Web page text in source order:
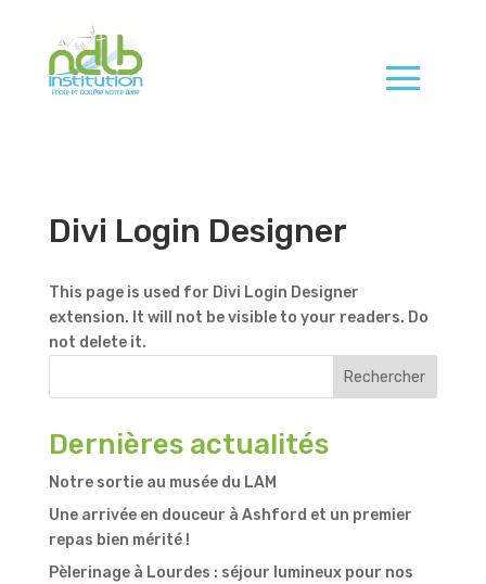
Divi Login Designer
This page is used for Divi Login Designer
extension. It will not be visible to your readers. Do
not delete it.
Rechercher
Dernières actualités
Notre sortie au musée du LAM
Une arrivée en douceur à Ashford et un premier
repas bien mérité !
Pèlerinage à Lourdes : séjour lumineux pour nos